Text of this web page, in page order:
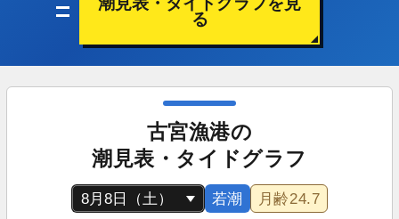
る
古宮漁港の
潮見表・タイドグラフ
若潮 月齢24.7